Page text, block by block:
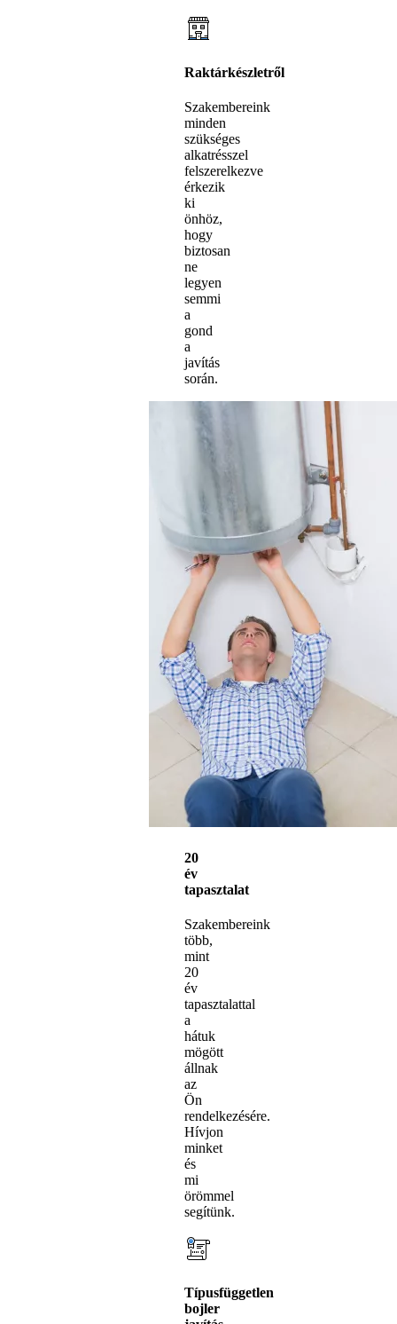
Raktárkészletről
Szakembereink
minden
szükséges
alkatrésszel
felszerelkezve
érkezik
ki
önhöz,
hogy
biztosan
ne
legyen
semmi
a
gond
a
javítás
során.
20
év
tapasztalat
Szakembereink
több,
mint
20
év
tapasztalattal
a
hátuk
mögött
állnak
az
Ön
rendelkezésére.
Hívjon
minket
és
mi
örömmel
segítünk.
Típusfüggetlen
bojler